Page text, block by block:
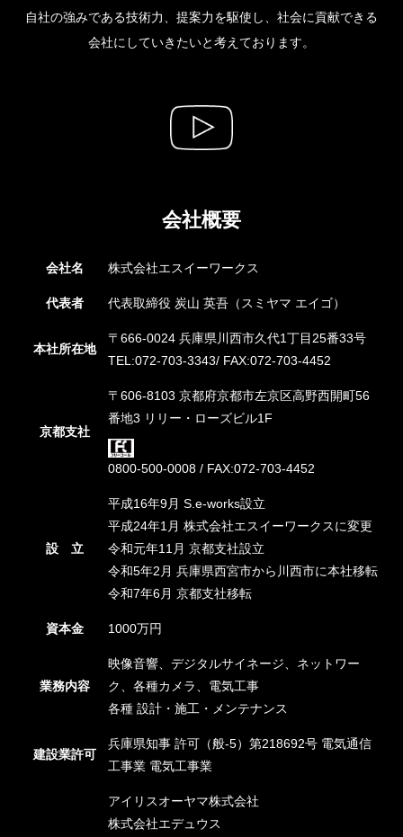
自社の強みである技術力、提案力を駆使し、社会に貢献できる
会社にしていきたいと考えております。
会社概要
会社名 株式会社エスイーワークス
代表者 代表取締役 炭山 英吾（スミヤマ エイゴ）
本社所在地
〒666-0024 兵庫県川西市久代1丁目25番33号
TEL:072-703-3343/ FAX:072-703-4452
京都支社
〒606-8103 京都府京都市左京区高野西開町56
番地3 リリー・ローズビル1F
0800-500-0008 / FAX:072-703-4452
設 立
平成16年9月 S.e-works設立
平成24年1月 株式会社エスイーワークスに変更
令和元年11月 京都支社設立
令和5年2月 兵庫県西宮市から川西市に本社移転
令和7年6月 京都支社移転
資本金 1000万円
業務内容
映像音響、デジタルサイネージ、ネットワー
ク、各種カメラ、電気工事
各種 設計・施工・メンテナンス
建設業許可
兵庫県知事 許可（般-5）第218692号 電気通信
工事業 電気工事業
アイリスオーヤマ株式会社
株式会社エデュウス